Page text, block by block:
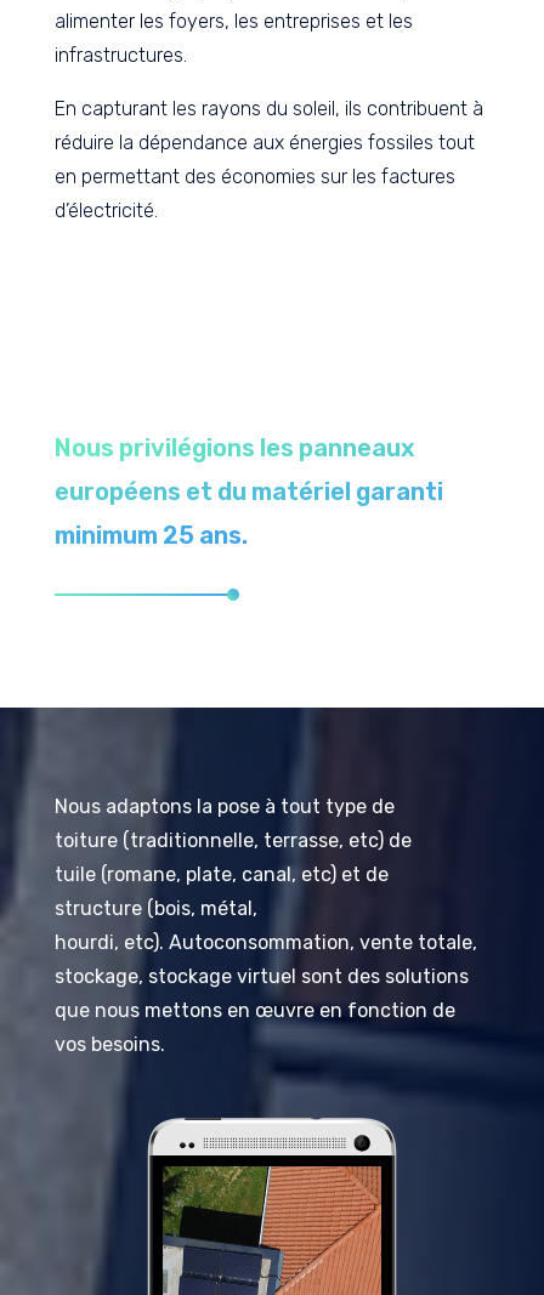
alimenter les foyers, les entreprises et les
infrastructures.
En capturant les rayons du soleil, ils contribuent à
réduire la dépendance aux énergies fossiles tout
en permettant des économies sur les factures
d’électricité.
Nous privilégions les panneaux
européens et du matériel garanti
minimum 25 ans.
Nous adaptons la pose à tout type de
toiture (traditionnelle, terrasse, etc)de
tuile (romane, plate, canal, etc)et de
structure (bois, métal,
hourdi, etc). Autoconsommation, vente totale,
stockage, stockage virtuel sont des solutions
que nous mettons en œuvre en fonction de
vos besoins.